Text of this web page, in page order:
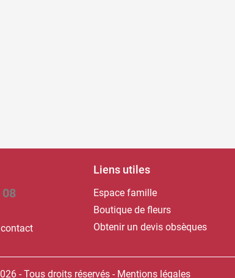
08
Liens utiles
Espace famille
Boutique de fleurs
Obtenir un devis obsèques
- Tous droits réservés - Mentions légales